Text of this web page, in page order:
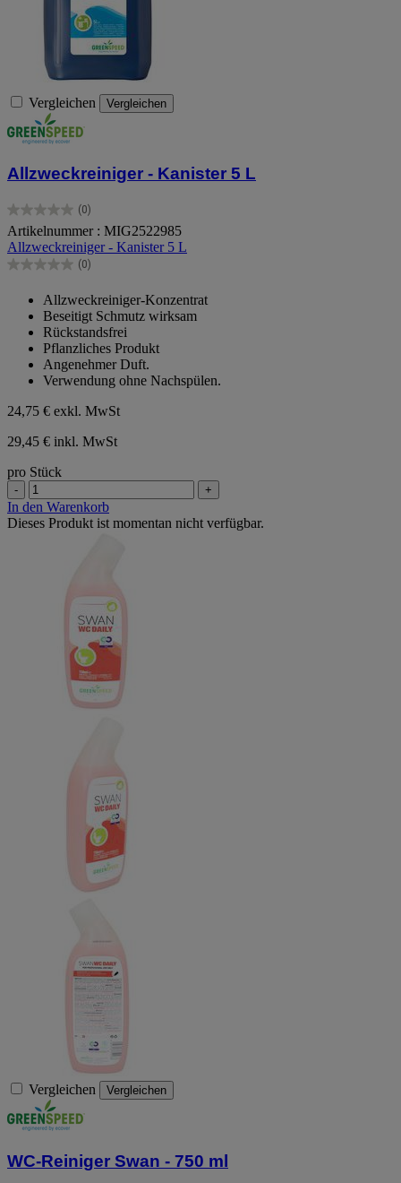
Vergleichen Vergleichen
Allzweckreiniger - Kanister 5 L
(0)
0.0
von
5
Sternen.
Artikelnummer : MIG2522985
Allzweckreiniger - Kanister 5 L
(0)
0.0
Sternen.
Allzweckreiniger-Konzentrat
Beseitigt Schmutz wirksam
Rückstandsfrei
Pflanzliches Produkt
Angenehmer Duft.
Verwendung ohne Nachspülen.
24,75 € exkl. MwSt
29,45 € inkl. MwSt
pro Stück
- +
In den Warenkorb
Dieses Produkt ist momentan nicht verfügbar.
Vergleichen Vergleichen
WC-Reiniger Swan - 750 ml